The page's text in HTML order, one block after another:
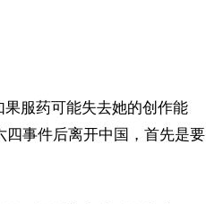
服药可能失去她的创作能
四事件后离开中国，首先是要